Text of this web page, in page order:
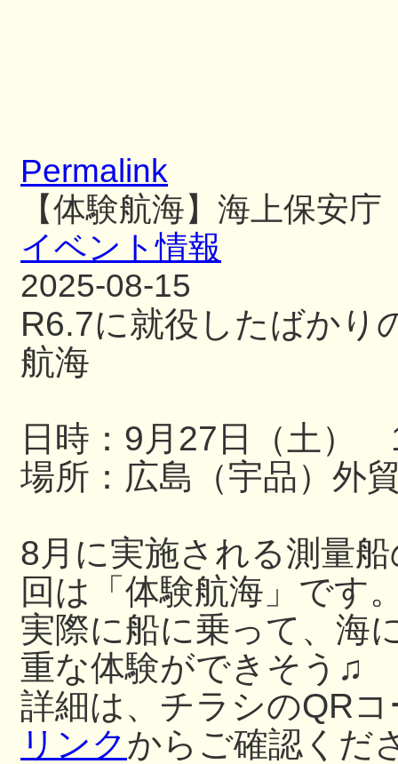
Permalink
【体験航海】海上保安
イベント情報
2025-08-15
R6.7に就役したばかり
航海
日時：9月27日（土）
場所：広島（宇品）外
8月に実施される測量
回は「体験航海」です
実際に船に乗って、海
重な体験ができそう♫
詳細は、チラシのQR
リンクからご確認くだ